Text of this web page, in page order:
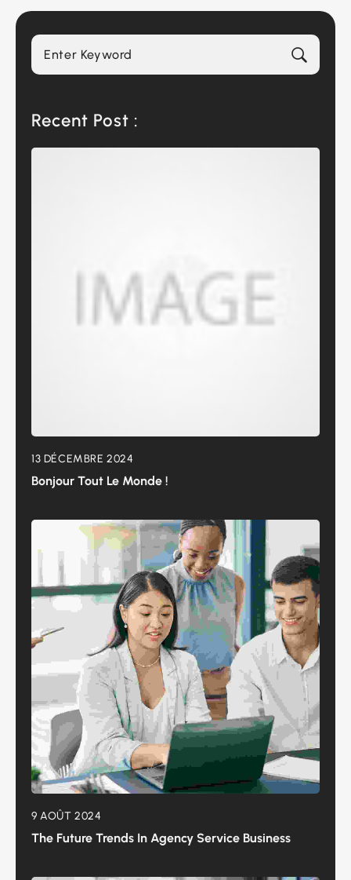
Recent Post :
13 DÉCEMBRE 2024
Bonjour Tout Le Monde !
9 AOÛT 2024
The Future Trends In Agency Service Business